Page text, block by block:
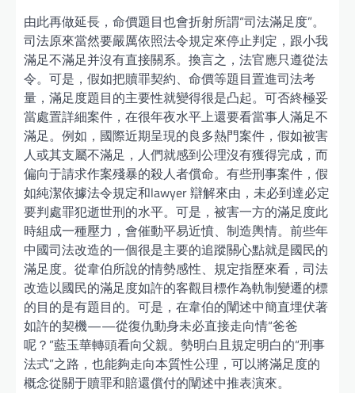
由此再做延長，命價題目也會折射所謂“司法滿足度”。
司法原來當然要嚴厲依照法令規定來停止判定，跟小我
滿足不滿足并沒有直接關系。換言之，法官應只遵從法
令。可是，假如把贖罪契約、命價等題目置進司法考
量，滿足度題目的主要性就變得很是凸起。可否終極妥
當處置詳細案件，在很年夜水平上還要看當事人滿足不
滿足。例如，國際近期呈現的良多熱門案件，假如被害
人或其支屬不滿足，人們就感到公理沒有獲得完成，而
偏向于請求作案殘暴的殺人者償命。有些刑事案件，假
如純潔依據法令規定和lawyer 辯解來由，未必到達必定
要判處罪犯逝世刑的水平。可是，被害一方的滿足度此
時組成一種壓力，會催動平易近憤、制造輿情。前些年
中國司法改造的一個很是主要的追蹤關心點就是國民的
滿足度。從韋伯所說的情勢感性、規定指歷來看，司法
改造以國民的滿足度如許的客觀目標作為軌制變遷的標
的目的是有題目的。可是，在韋伯的闡述中簡直埋伏著
如許的契機——從復仇動身未必直接走向情“爸爸
呢？”藍玉華轉頭看向父親。勢明白且規定明白的“刑事
法式”之路，也能夠走向本質性公理，可以將滿足度的
概念從關于贖罪和賠還償付的闡述中推表演來。